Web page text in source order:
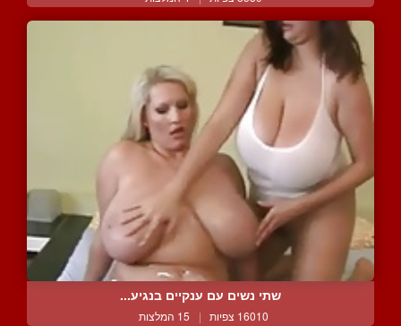
שתי נשים עם ענקיים בנגיע...
16010 צפיות | 15 המלצות